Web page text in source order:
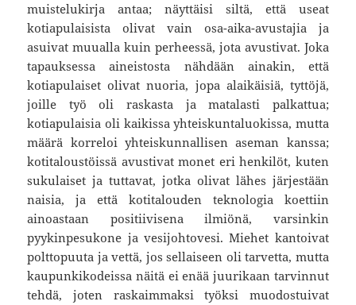
muistelukirja antaa; näyttäisi siltä, että useat
kotiapulaisista olivat vain osa-aika-avustajia ja
asuivat muualla kuin perheessä, jota avustivat. Joka
tapauksessa aineistosta nähdään ainakin, että
kotiapulaiset olivat nuoria, jopa alaikäisiä, tyttöjä,
joille työ oli raskasta ja matalasti palkattua;
kotiapulaisia oli kaikissa yhteiskuntaluokissa, mutta
määrä korreloi yhteiskunnallisen aseman kanssa;
kotitaloustöissä avustivat monet eri henkilöt, kuten
sukulaiset ja tuttavat, jotka olivat lähes järjestään
naisia, ja että kotitalouden teknologia koettiin
ainoastaan positiivisena ilmiönä, varsinkin
pyykinpesukone ja vesijohtovesi. Miehet kantoivat
polttopuuta ja vettä, jos sellaiseen oli tarvetta, mutta
kaupunkikodeissa näitä ei enää juurikaan tarvinnut
tehdä, joten raskaimmaksi työksi muodostuivat